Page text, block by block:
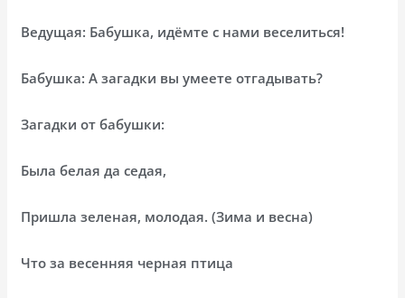
Ведущая: Бабушка, идёмте с нами веселиться!
Бабушка: А загадки вы умеете отгадывать?
Загадки от бабушки:
Была белая да седая,
Пришла зеленая, молодая. (Зима и весна)
Что за весенняя черная птица